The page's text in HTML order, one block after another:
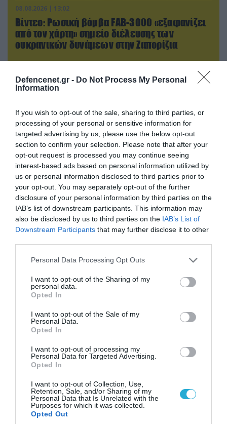
Defencenet.gr - Do Not Process My Personal
Information
If you wish to opt-out of the sale, sharing to third parties, or
processing of your personal or sensitive information for
targeted advertising by us, please use the below opt-out
section to confirm your selection. Please note that after your
opt-out request is processed you may continue seeing
interest-based ads based on personal information utilized by
us or personal information disclosed to third parties prior to
your opt-out. You may separately opt-out of the further
disclosure of your personal information by third parties on the
IAB’s list of downstream participants. This information may
also be disclosed by us to third parties on the IAB’s List of
Downstream Participants that may further disclose it to other
Please note that this website/app uses one or more Google
not limited to your visit or usage behaviour. You may click to
grant or deny consent to Google and its third-party tags to
use your data for below specified purposes in below Google
consent section.
Personal Data Processing Opt Outs
I want to opt-out of the Sharing of my
personal data.
Opted In
I want to opt-out of the Sale of my
Personal Data.
Opted In
I want to opt-out of processing my
Personal Data for Targeted Advertising.
Opted In
I want to opt-out of Collection, Use,
Retention, Sale, and/or Sharing of my
Personal Data that Is Unrelated with the
Purposes for which it was collected.
Opted Out
08.08.2026 | 13:02
Βίντεο: Ρωσική βόμβα FAB-3000 «εξαφανίζει
από τον χάρτη» σημείο διέλευσης των
ουκρανικών δυνάμεων στην Ζαπορίζια
08.08.2026 | 01:02
Στο «κόκκινο» το Ντνιπροπετρόφσκ: Οι
Ουκρανοί μιλούν για σφοδρές ρωσικές
επιθέσεις σε όλη την επικράτεια
ΠΟΛΙΤΙΚΗ
08.08.2026 | 09:02
«Η απόλυτη τραγωδία»: Η «αιχμηρή» ανάρτηση